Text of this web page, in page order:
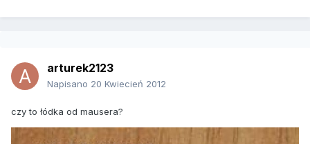
arturek2123
Napisano 20 Kwiecień 2012
czy to łódka od mausera?